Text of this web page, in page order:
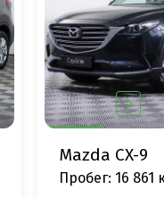
Mazda CX-9
Пробег: 16 861